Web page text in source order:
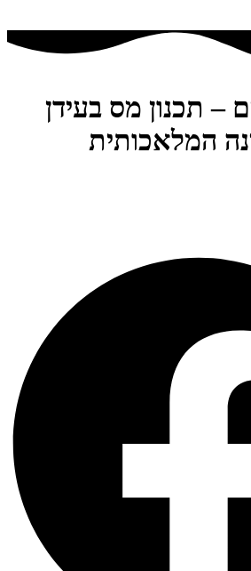
– תכנון מס בעידן
המלאכותית